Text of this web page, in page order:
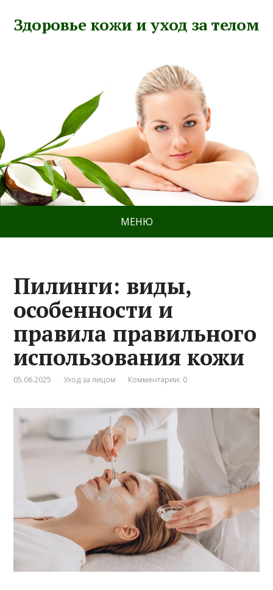
Здоровье кожи и уход за телом
МЕНЮ
Пилинги: виды,
особенности и
правила правильного
использования кожи
05.06.2025 Уход за лицом Комментарии: 0